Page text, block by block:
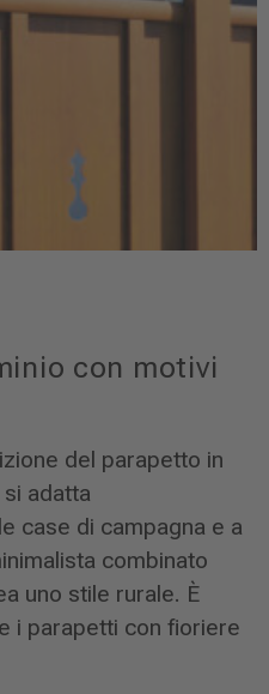
con motivi
del parapetto in
si adatta
case di campagna e a
combinato
uno stile rurale. È
i parapetti con fioriere